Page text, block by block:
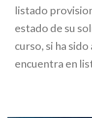
listado
estado de su
curso, si ha
encuentra en